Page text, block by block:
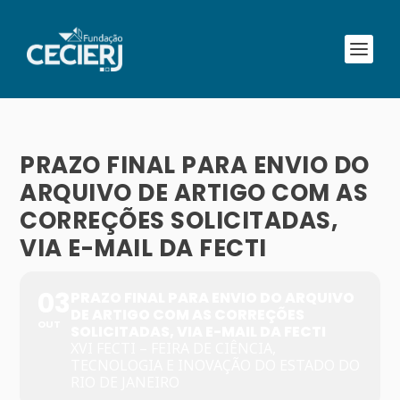
PRAZO FINAL PARA ENVIO DO
ARQUIVO DE ARTIGO COM AS
CORREÇÕES SOLICITADAS,
VIA E-MAIL DA FECTI